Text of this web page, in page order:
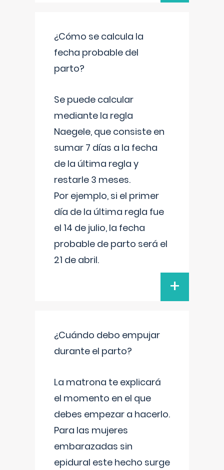
¿Cómo se calcula la
fecha probable del
parto?
Se puede calcular
mediante la regla
Naegele, que consiste en
sumar 7 días a la fecha
de la última regla y
restarle 3 meses.
Por ejemplo, si el primer
día de la última regla fue
el 14 de julio, la fecha
probable de parto será el
21 de abril.
+
¿Cuándo debo empujar
durante el parto?
La matrona te explicará
el momento en el que
debes empezar a hacerlo.
Para las mujeres
embarazadas sin
epidural este hecho surge